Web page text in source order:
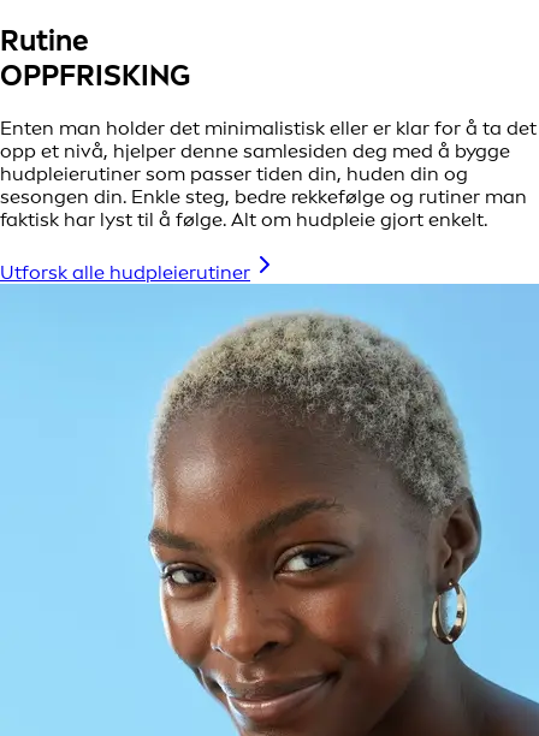
Rutine
OPPFRISKING
Enten man holder det minimalistisk eller er klar for å ta det
opp et nivå, hjelper denne samlesiden deg med å bygge
hudpleierutiner som passer tiden din, huden din og
sesongen din. Enkle steg, bedre rekkefølge og rutiner man
faktisk har lyst til å følge. Alt om hudpleie gjort enkelt.
Utforsk alle hudpleierutiner